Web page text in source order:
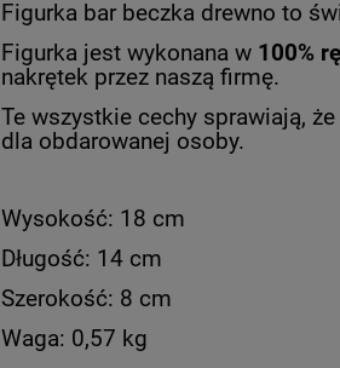
Figurka bar beczka drewno to
Figurka jest wykonana w 100%
nakrętek przez naszą firmę.
Te wszystkie cechy sprawiają,
dla obdarowanej osoby.
Wysokość: 18 cm
Długość: 14 cm
Szerokość: 8 cm
Waga: 0,57 kg